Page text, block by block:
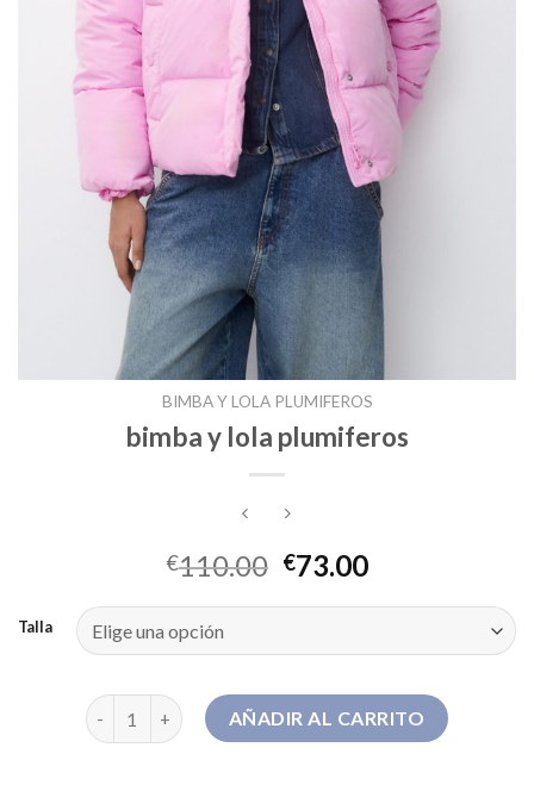
BIMBA Y LOLA PLUMIFEROS
bimba y lola plumiferos
€110.00 €73.00
Talla
bimba y lola plumiferos cantidad
AÑADIR AL CARRITO